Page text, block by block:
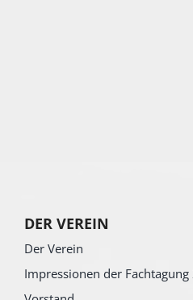
DER VEREIN
Der Verein
Impressionen der Fachtagung